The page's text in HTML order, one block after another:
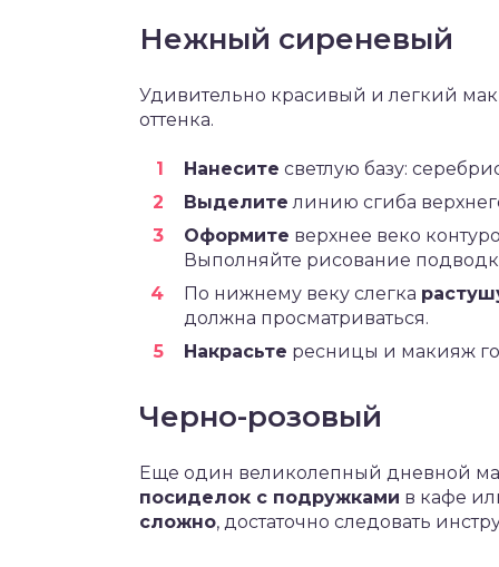
Нежный сиреневый
Удивительно красивый и легкий
оттенка.
Нанесите светлую базу:
Выделите линию сгиба
Оформите верхнее веко
Выполняйте рисование
По нижнему веку слегка
должна просматриваться.
Накрасьте ресницы и макияж
Черно-розовый
Еще один великолепный дневной
посиделок с подружками в кафе
сложно, достаточно следовать